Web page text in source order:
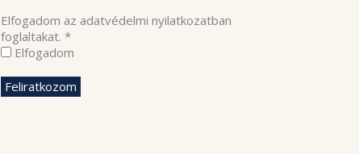
Elfogadom az adatvédelmi nyilatkozatban
foglaltakat. *
Elfogadom